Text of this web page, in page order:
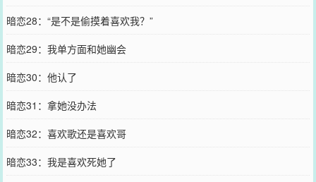
暗恋28：“是不是偷摸着喜欢我？”
暗恋29：我单方面和她幽会
暗恋30：他认了
暗恋31：拿她没办法
暗恋32：喜欢歌还是喜欢哥
暗恋33：我是喜欢死她了